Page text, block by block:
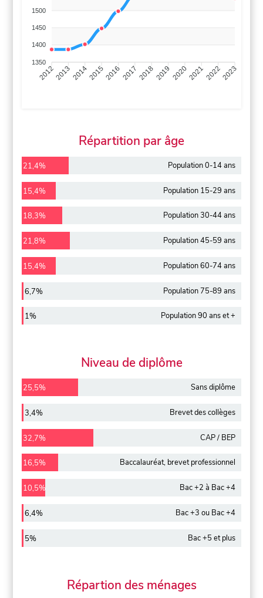
1500
1450
1400
1350
201220132014201520162017 20182019 2020202120222023
Répartition par âge
21,4% Population 0-14 ans
15,4% Population 15-29 ans
18,3% Population 30-44 ans
21,8% Population 45-59 ans
15,4% Population 60-74 ans
6,7% Population 75-89 ans
1% Population 90 ans et +
Niveau de diplôme
25,5% Sans diplôme
3,4% Brevet des collèges
32,7% CAP / BEP
16,5% Baccalauréat, brevet professionnel
10,5% Bac +2 à Bac +4
6,4% Bac +3 ou Bac +4
5% Bac +5 et plus
Répartion des ménages